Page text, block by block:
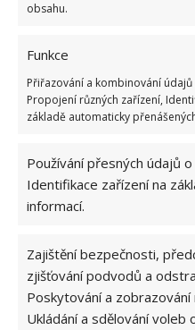
obsahu.
Funkce
Přiřazování a kombinování
Propojení různých zařízení,
základě automaticky
Používání přesných údajů
Identifikace zařízení na
informací.
Zajištění bezpečnosti,
zjišťování podvodů a
Poskytování a zobrazování
Ukládání a sdělování voleb
Břečťan
Nejznámější plazivá
polostín. Pokud se vám
mějte na paměti, že
příčepivých kořínků
výhonů.
Černý bez